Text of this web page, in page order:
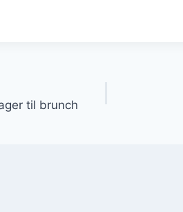
til brunch